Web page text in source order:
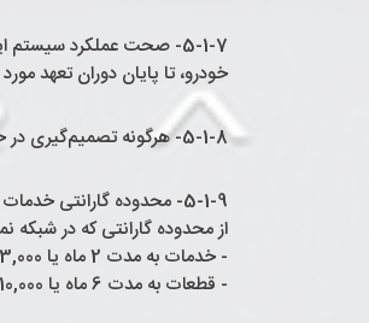
خودرو، تا پایان دوران تعهد
5-1-8- هرگونه تصمیم‌گیری در خصوص داغی قطعات گارانتی، مختص شرکت سازنده خودرو می‌باشد.
5-1-9- محدوده گارانتی
از محدوده گارانتی که در
- خدمات به مدت 2 ماه یا 3,000 کیلومتر (هرکدام زودتر فرا رسد)
- قطعات به مدت 6 ماه یا 10,000 کیلومتر (هرکدام زودتر فرا رسد)